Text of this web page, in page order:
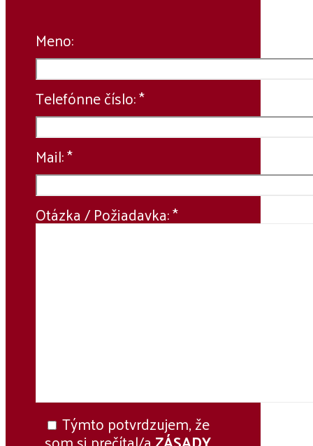
Meno:
Telefónne číslo: *
Mail: *
Otázka / Požiadavka: *
Týmto potvrdzujem, že